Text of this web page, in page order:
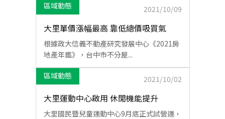
區域動態 2021/10/09
大里單價漲幅最高 靠低總價吸買氣
根據政大信義不動產研究發展中心《2021房
地產年鑑》，台中市不分屋...
區域動態 2021/10/02
大里運動中心啟用 休閒機能提升
大里國民暨兒童運動中心9月底正式試營運，